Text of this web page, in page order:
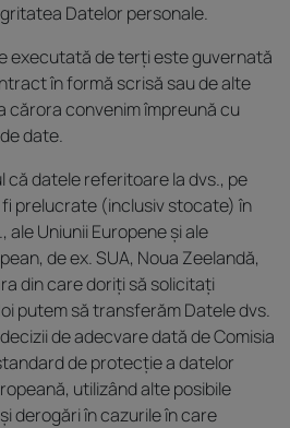
Datelor personale.
executată de terți este guvernată
în formă scrisă sau de alte
cărora convenim împreună cu
date.
datele referitoare la dvs., pe
prelucrate (inclusiv stocate) în
Uniunii Europene și ale
de ex. SUA, Noua Zeelandă,
din care doriți să solicitați
putem să transferăm Datele dvs.
de adecvare dată de Comisia
de protecție a datelor
utilizând alte posibile
derogări în cazurile în care